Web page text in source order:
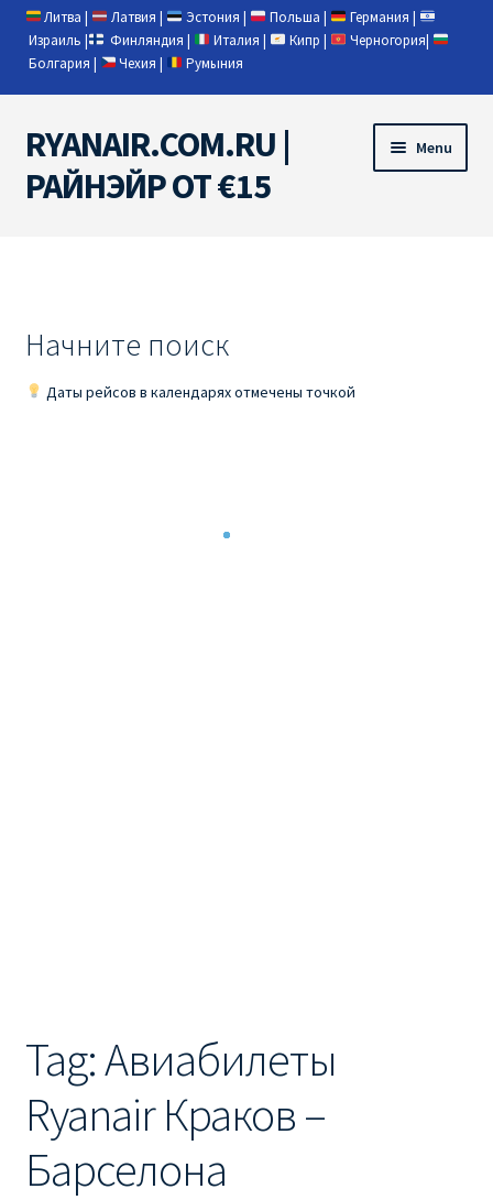
Литва | Латвия | Эстония | Польша | Германия |
Израиль | Финляндия | Италия | Кипр | Черногория|
Болгария | Чехия | Румыния
Skip
to
navigation
Skip
to
content
RYANAIR.COM.RU |
РАЙНЭЙР ОТ €15
Menu
RYANAIR PL ОТ € 9
RYANAIR ИЗ РИГИ
Ryanair из Стокгольма
RYANAIR ИЗ ТАЛЛИНА
Начните поиск
Даты рейсов в календарях отмечены точкой
Tag:Авиабилеты
Ryanair Краков –
Барселона